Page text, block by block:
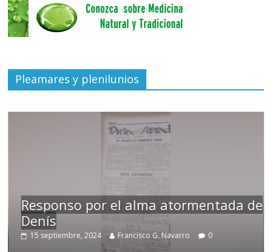
Pleamares y plenilunios
Responso por el alma atormentada de
Denís
15 septiembre, 2024 Francisco G. Navarro 0